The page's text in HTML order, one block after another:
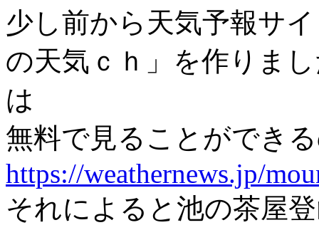
少し前から天気予報サ
の天気ｃｈ」を作りま
は
無料で見ることができ
https://weathernews.jp/
それによると池の茶屋